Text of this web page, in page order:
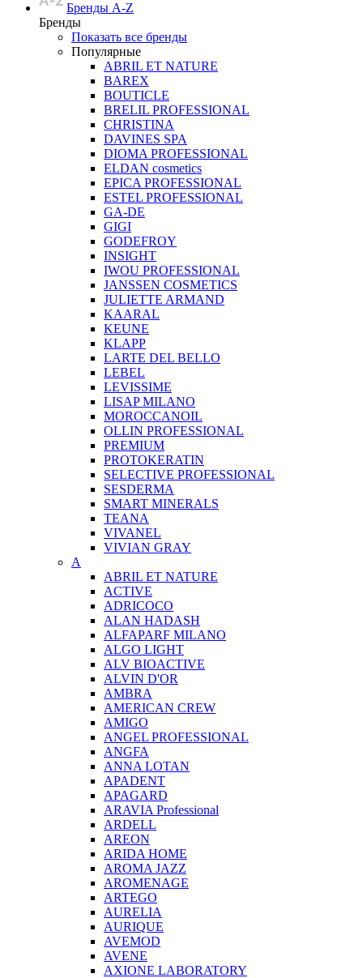
Бренды A-Z
Бренды
Показать все бренды
Популярные
ABRIL ET NATURE
BAREX
BOUTICLE
BRELIL PROFESSIONAL
CHRISTINA
DAVINES SPA
DIOMA PROFESSIONAL
ELDAN cosmetics
EPICA PROFESSIONAL
ESTEL PROFESSIONAL
GA-DE
GIGI
GODEFROY
INSIGHT
IWOU PROFESSIONAL
JANSSEN COSMETICS
JULIETTE ARMAND
KAARAL
KEUNE
KLAPP
LARTE DEL BELLO
LEBEL
LEVISSIME
LISAP MILANO
MOROCCANOIL
OLLIN PROFESSIONAL
PREMIUM
PROTOKERATIN
SELECTIVE PROFESSIONAL
SESDERMA
SMART MINERALS
TEANA
VIVANEL
VIVIAN GRAY
A
ABRIL ET NATURE
ACTIVE
ADRICOCO
ALAN HADASH
ALFAPARF MILANO
ALGO LIGHT
ALV BIOACTIVE
ALVIN D'OR
AMBRA
AMERICAN CREW
AMIGO
ANGEL PROFESSIONAL
ANGFA
ANNA LOTAN
APADENT
APAGARD
ARAVIA Professional
ARDELL
AREON
ARIDA HOME
AROMA JAZZ
AROMENAGE
ARTEGO
AURELIA
AURIQUE
AVEMOD
AVENE
AXIONE LABORATORY